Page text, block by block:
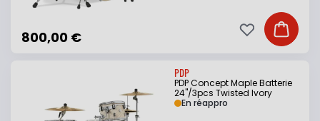
800,00 € Ajouter
Ajouter à ma
PDP
PDP Concept Maple Batterie
24"/3pcs Twisted Ivory
En réappro